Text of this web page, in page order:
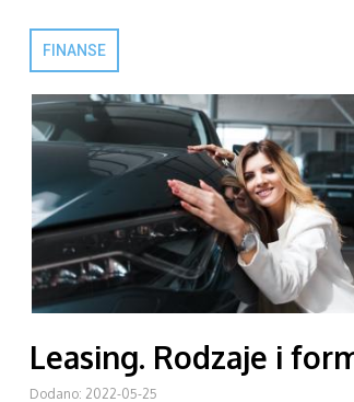
FINANSE
Leasing. Rodzaje i
Dodano: 2022-05-25